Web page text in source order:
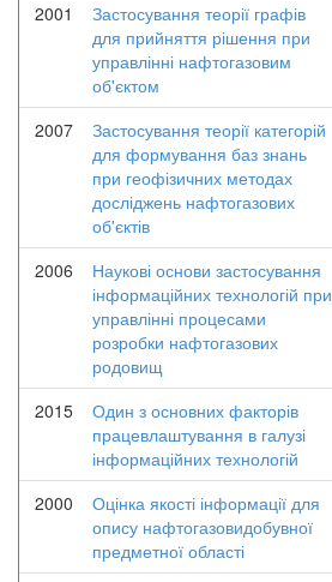
2001
Застосування теорії графів
для прийняття рішення при
управлінні нафтогазовим
об'єктом
2007
Застосування теорії категорій
для формування баз знань
при геофізичних методах
досліджень нафтогазових
об'єктів
2006
Наукові основи застосування
інформаційних технологій при
управлінні процесами
розробки нафтогазових
родовищ
2015
Один з основних факторів
працевлаштування в галузі
інформаційних технологій
2000
Оцінка якості інформації для
опису нафтогазовидобувної
предметної області